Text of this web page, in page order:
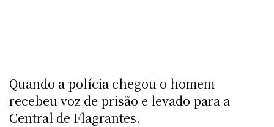
Quando a polícia chegou o homem
recebeu voz de prisão e levado para a
Central de Flagrantes.